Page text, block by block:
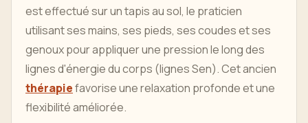
est effectué sur un tapis au sol, le praticien
utilisant ses mains, ses pieds, ses coudes et ses
genoux pour appliquer une pression le long des
lignes d'énergie du corps (lignes Sen). Cet ancien
thérapiefavorise une relaxation profonde et une
flexibilité améliorée.